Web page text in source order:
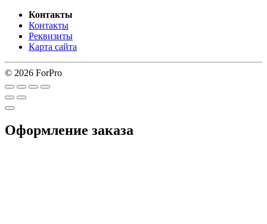
Контакты
Контакты
Реквизиты
Карта сайта
© 2026 ForPro
Оформление заказа